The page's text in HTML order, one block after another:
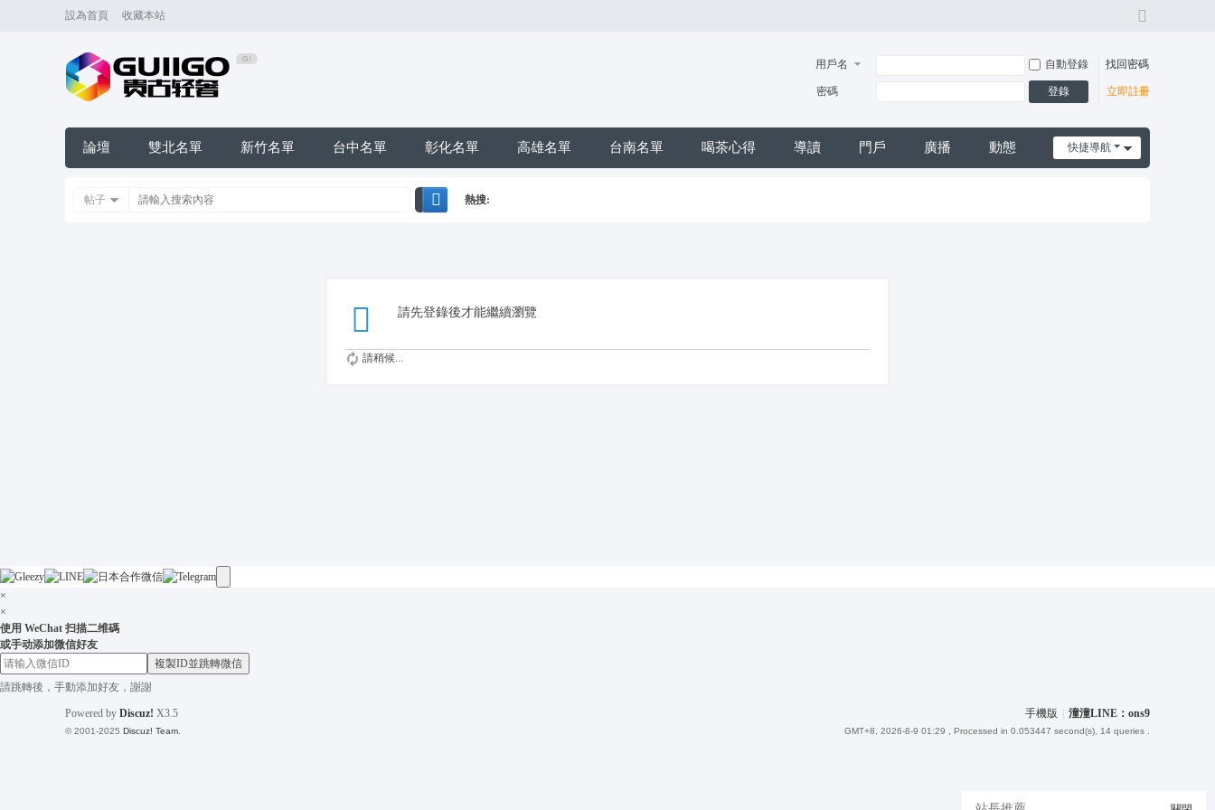
設為首頁 收藏本站
風
格
用戶名 自動登錄 找回密碼
密碼 登錄 立即註冊
快捷導航
論壇 雙北名單 新竹名單 台中名單 彰化名單 高雄名單 台南名單 喝茶心得 導讀 門戶 廣播 動態
帖子 熱搜:
請先登錄後才能繼續瀏覽
請稍候...
×
×
使用 WeChat 扫描二维碼
或手动添加微信好友
複製ID並跳轉微信
請跳轉後，手動添加好友，謝謝
手機版 潼潼LINE：ons9
GMT+8, 2026-8-9 01:29 , Processed in 0.053447 second(s), 14 queries .
Powered by Discuz! X3.5
© 2001-2025 Discuz! Team